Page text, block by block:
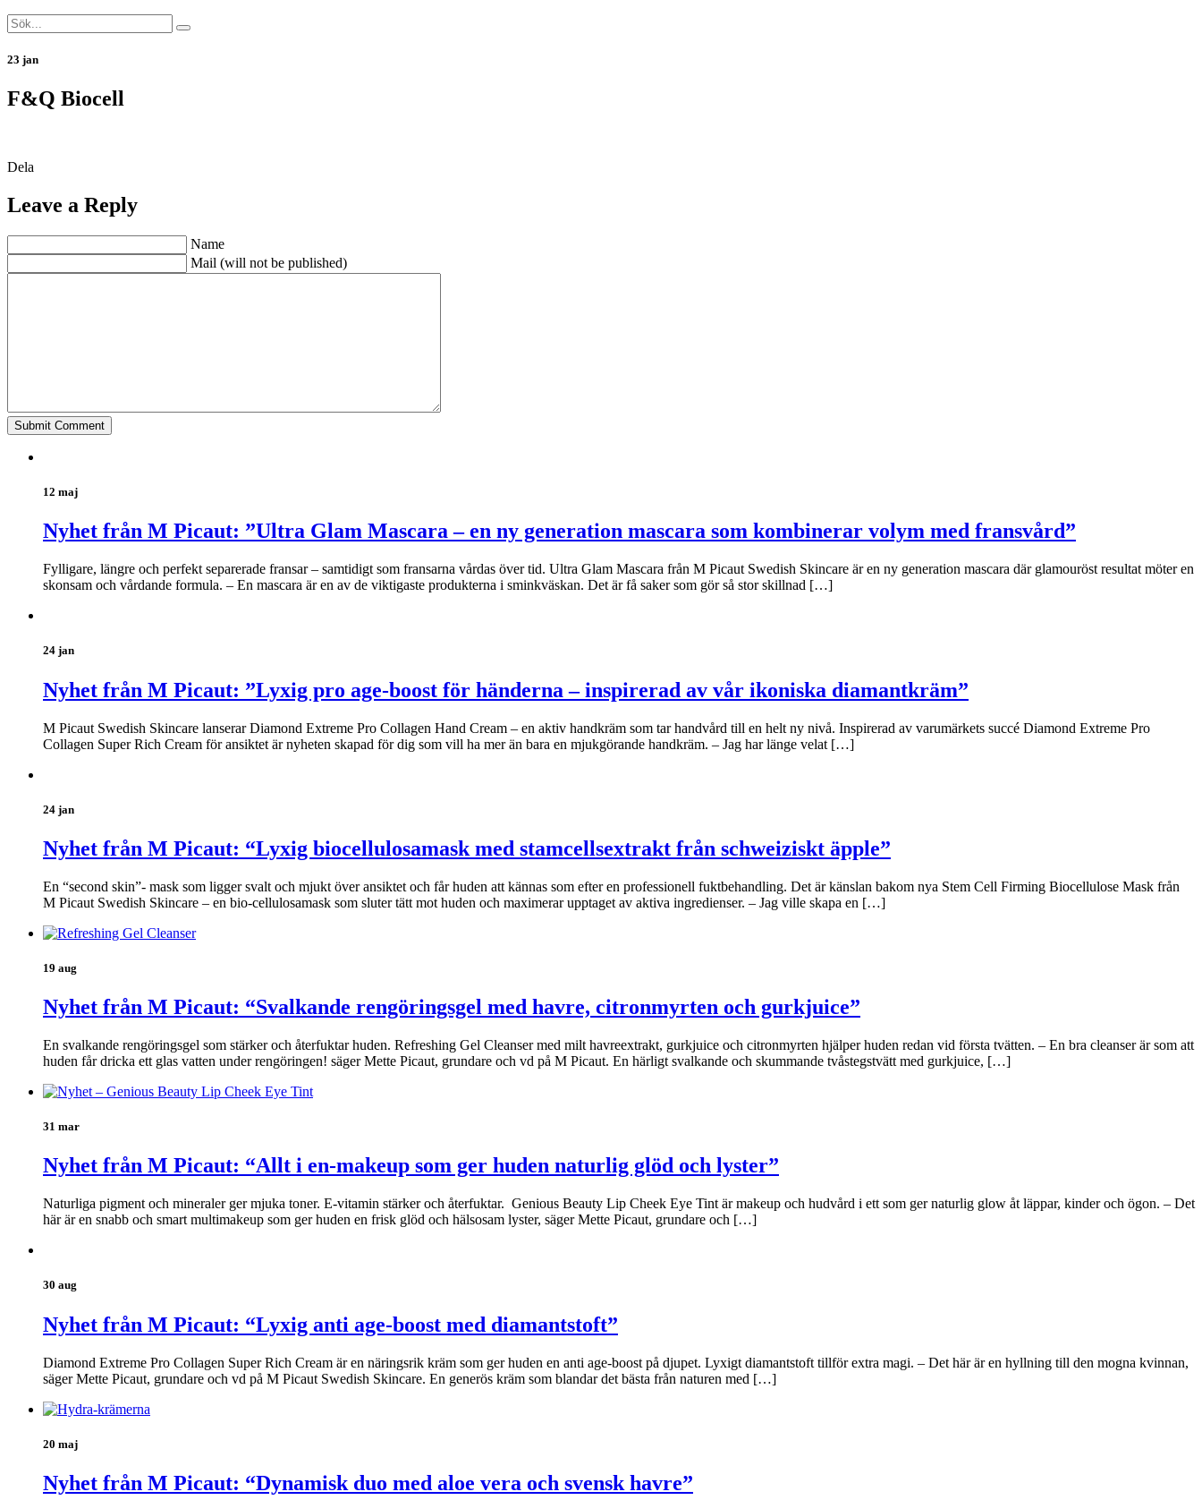
23 jan
F&Q Biocell
Dela
Leave a Reply
Name
Mail (will not be published)
12 maj
Nyhet från M Picaut: ”Ultra Glam Mascara – en ny generation mascara som kombinerar volym med fransvård”
Fylligare, längre och perfekt separerade fransar – samtidigt som fransarna vårdas över tid. Ultra Glam Mascara från M Picaut Swedish Skincare är en ny generation mascara där glamouröst resultat möter en
skonsam och vårdande formula. – En mascara är en av de viktigaste produkterna i sminkväskan. Det är få saker som gör så stor skillnad […]
24 jan
Nyhet från M Picaut: ”Lyxig pro age-boost för händerna – inspirerad av vår ikoniska diamantkräm”
M Picaut Swedish Skincare lanserar Diamond Extreme Pro Collagen Hand Cream – en aktiv handkräm som tar handvård till en helt ny nivå. Inspirerad av varumärkets succé Diamond Extreme Pro
Collagen Super Rich Cream för ansiktet är nyheten skapad för dig som vill ha mer än bara en mjukgörande handkräm. – Jag har länge velat […]
24 jan
Nyhet från M Picaut: “Lyxig biocellulosamask med stamcellsextrakt från schweiziskt äpple”
En “second skin”- mask som ligger svalt och mjukt över ansiktet och får huden att kännas som efter en professionell fuktbehandling. Det är känslan bakom nya Stem Cell Firming Biocellulose Mask från
M Picaut Swedish Skincare – en bio-cellulosamask som sluter tätt mot huden och maximerar upptaget av aktiva ingredienser. – Jag ville skapa en […]
19 aug
Nyhet från M Picaut: “Svalkande rengöringsgel med havre, citronmyrten och gurkjuice”
En svalkande rengöringsgel som stärker och återfuktar huden. Refreshing Gel Cleanser med milt havreextrakt, gurkjuice och citronmyrten hjälper huden redan vid första tvätten. – En bra cleanser är som att
huden får dricka ett glas vatten under rengöringen! säger Mette Picaut, grundare och vd på M Picaut. En härligt svalkande och skummande tvåstegstvätt med gurkjuice, […]
31 mar
Nyhet från M Picaut: “Allt i en-makeup som ger huden naturlig glöd och lyster”
Naturliga pigment och mineraler ger mjuka toner. E-vitamin stärker och återfuktar. Genious Beauty Lip Cheek Eye Tint är makeup och hudvård i ett som ger naturlig glow åt läppar, kinder och ögon. – Det
här är en snabb och smart multimakeup som ger huden en frisk glöd och hälsosam lyster, säger Mette Picaut, grundare och […]
30 aug
Nyhet från M Picaut: “Lyxig anti age-boost med diamantstoft”
Diamond Extreme Pro Collagen Super Rich Cream är en näringsrik kräm som ger huden en anti age-boost på djupet. Lyxigt diamantstoft tillför extra magi. – Det här är en hyllning till den mogna kvinnan,
säger Mette Picaut, grundare och vd på M Picaut Swedish Skincare. En generös kräm som blandar det bästa från naturen med […]
20 maj
Nyhet från M Picaut: “Dynamisk duo med aloe vera och svensk havre”